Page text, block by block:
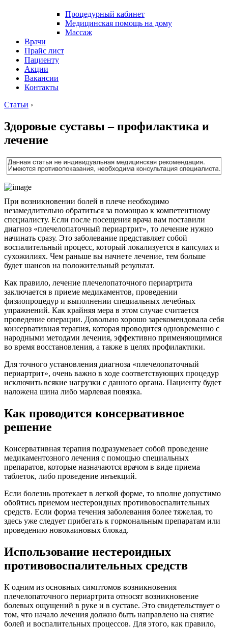
Процедурный кабинет
Медицинская помощь на дому
Массаж
Врачи
Прайс лист
Пациенту
Акции
Вакансии
Контакты
Статьи ›
Здоровые суставы – профилактика и
лечение
При возникновении болей в плече необходимо
незамедлительно обратиться за помощью к компетентному
специалисту. Если после посещения врача вам поставили
диагноз «плечелопаточный периартрит», то лечение нужно
начинать сразу. Это заболевание представляет собой
воспалительный процесс, который локализуется в капсулах и
сухожилиях. Чем раньше вы начнете лечение, тем больше
будет шансов на положительный результат.
Как правило, лечение плечелопаточного периартрита
заключается в приеме медикаментов, проведении
физиопроцедур и выполнении специальных лечебных
упражнений. Как крайняя мера в этом случае считается
проведение операции. Довольно хорошо зарекомендовала себя
консервативная терапия, которая проводится одновременно с
народными методами лечения, эффективно применяющимися
во время восстановления, а также в целях профилактики.
Для точного установления диагноза «плечелопаточный
периартрит», очень важно в ходе соответствующих процедур
исключить всякие нагрузки с данного органа. Пациенту будет
наложена шина либо марлевая повязка.
Как проводится консервативное
решение
Консервативная терапия подразумевает собой проведение
медикаментозного лечения с помощью специальных
препаратов, которые назначаются врачом в виде приема
таблеток, либо проведение инъекций.
Если болезнь протекает в легкой форме, то вполне допустимо
обойтись приемом нестероидных противовоспалительных
средств. Если форма течения заболевания более тяжелая, то
здесь уже следует прибегать к гормональным препаратам или
проведению новокаиновых блокад.
Использование нестероидных
противовоспалительных средств
К одним из основных симптомов возникновения
плечелопаточного периартрита относят возникновение
болевых ощущений в руке и в суставе. Это свидетельствует о
том, что начало лечения должно быть направлено на снятие
болей и воспалительных процессов. Для этого, как правило,